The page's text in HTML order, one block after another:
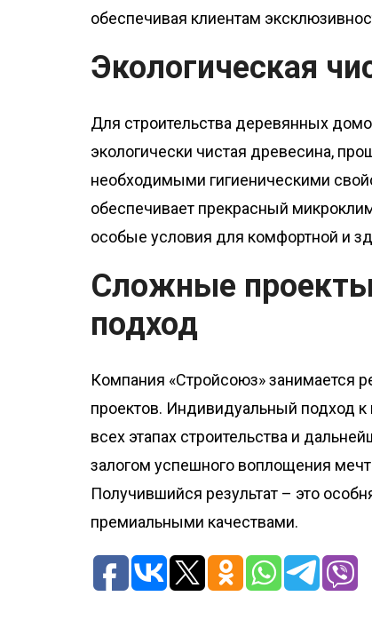
обеспечивая клиентам
Экологическая
Для строительства деревянных
экологически чистая древесина,
необходимыми гигиеническими
обеспечивает прекрасный
особые условия для комфортной и
Сложные
подход
Компания «Стройсоюз» занимается
проектов. Индивидуальный подход
всех этапах строительства и
залогом успешного воплощения
Получившийся результат – это
премиальными качествами.